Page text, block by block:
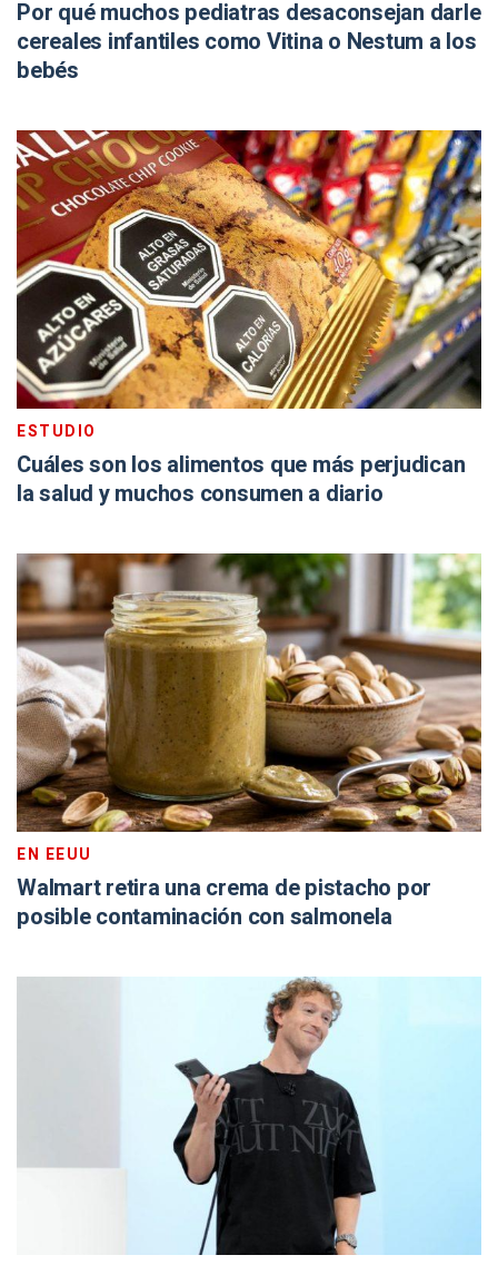
Por qué muchos pediatras desaconsejan darle
cereales infantiles como Vitina o Nestum a los
bebés
ESTUDIO
Cuáles son los alimentos que más perjudican
la salud y muchos consumen a diario
EN EEUU
Walmart retira una crema de pistacho por
posible contaminación con salmonela